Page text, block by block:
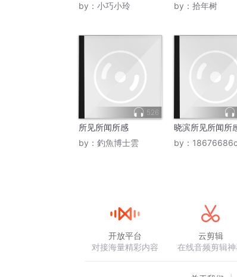
by： 小巧小玲
by： 拾年树
526
所见所闻所感
by： 釣魚博士雲
晓滨所见所闻所
by：
开放平台
对接海量精彩内容
云剪辑
在线音频剪辑神